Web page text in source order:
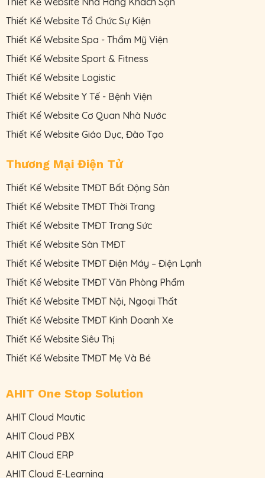
Thiết Kế Website Tổ Chức Sự Kiện
Thiết Kế Website Spa - Thẩm Mỹ Viện
Thiết Kế Website Sport & Fitness
Thiết Kế Website Logistic
Thiết Kế Website Y Tế - Bệnh Viện
Thiết Kế Website Cơ Quan Nhà Nước
Thiết Kế Website Giáo Dục, Đào Tạo
Thương Mại Điện Tử
Thiết Kế Website TMĐT Bất Động Sản
Thiết Kế Website TMĐT Thời Trang
Thiết Kế Website TMĐT Trang Sức
Thiết Kế Website Sàn TMĐT
Thiết Kế Website TMĐT Điện Máy – Điện Lạnh
Thiết Kế Website TMĐT Văn Phòng Phẩm
Thiết Kế Website TMĐT Nội, Ngoại Thất
Thiết Kế Website TMĐT Kinh Doanh Xe
Thiết Kế Website Siêu Thị
Thiết Kế Website TMĐT Mẹ Và Bé
AHIT One Stop Solution
AHIT Cloud Mautic
AHIT Cloud PBX
AHIT Cloud ERP
AHIT Cloud E-Learning